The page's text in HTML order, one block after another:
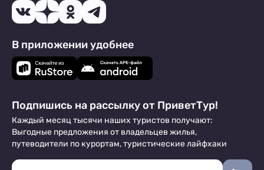
В приложении удобнее
Подпишись на рассылку от ПриветТур!
Каждый месяц тысячи наших туристов получают:
Выгодные предложения от владельцев жилья,
путеводители по курортам, туристические лайфхаки